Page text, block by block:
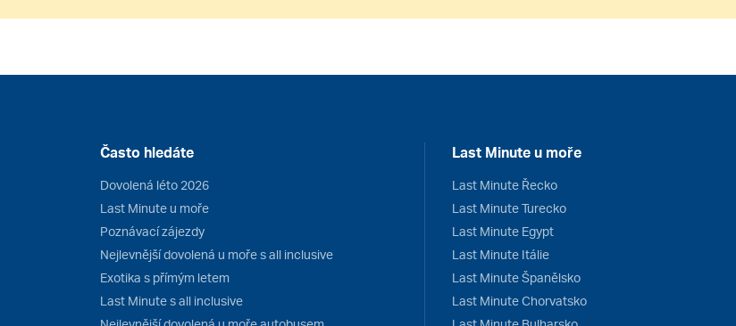
Často hledáte
Dovolená léto 2026
Last Minute u moře
Poznávací zájezdy
Nejlevnější dovolená u moře s all inclusive
Exotika s přímým letem
Last Minute s all inclusive
Last Minute u moře
Last Minute Řecko
Last Minute Turecko
Last Minute Egypt
Last Minute Itálie
Last Minute Španělsko
Last Minute Chorvatsko